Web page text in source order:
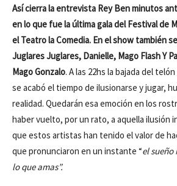
Así cierra la entrevista Rey Ben minutos
en lo que fue la última gala del Festival de
el Teatro la Comedia. En el show también
Juglares Juglares, Danielle, Mago Flash Y
Mago Gonzalo. A las 22hs la bajada del
se acabó el tiempo de ilusionarse y jugar,
realidad. Quedarán esa emoción en los
haber vuelto, por un rato, a aquella ilusión
que estos artistas han tenido el valor de
que pronunciaron en un instante “el sueño
lo que amas”.